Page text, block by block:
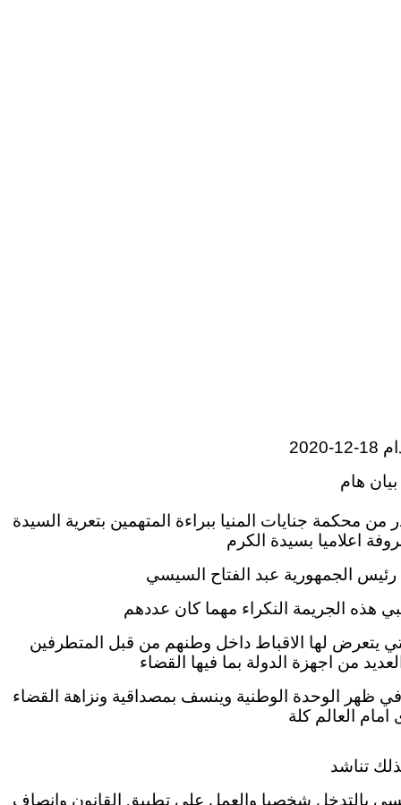
بيان هام
من محكمة جنايات المنيا ببراءة المتهمين بتعرية السيدة
اعلاميا بسيدة الكرم
رئيس الجمهورية عبد الفتاح السيسي
هذه الجريمة النكراء مهما كان عددهم
يتعرض لها الاقباط داخل وطنهم من قبل المتطرفين
من اجهزة الدولة بما فيها القضاء
ظهر الوحدة الوطنية وينسف بمصداقية ونزاهة القضاء
العالم كلة
تناشد
بالتدخل شخصيا والعمل على تطبيق القانون وانصاف